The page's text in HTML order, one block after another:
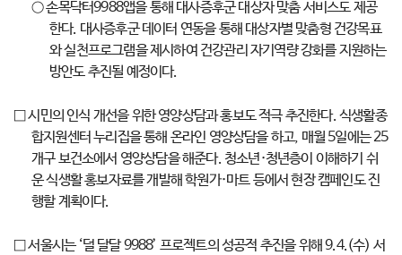
○ 손목닥터9988앱을 통해 대사증후군 대상자 맞춤 서비스도 제공
한다. 대사증후군 데이터 연동을 통해 대상자별 맞춤형 건강목표
와 실천프로그램을 제시하여 건강관리 자기역량 강화를 지원하는
방안도 추진될 예정이다.
□ 시민의 인식 개선을 위한 영양상담과 홍보도 적극 추진한다. 식생활종
합지원센터 누리집을 통해 온라인 영양상담을 하고, 매월 5일에는 25
개구 보건소에서 영양상담을 해준다. 청소년·청년층이 이해하기 쉬
운 식생활 홍보자료를 개발해 학원가·마트 등에서 현장 캠페인도 진
행할 계획이다.
□ 서울시는 ‘덜 달달 9988’ 프로젝트의 성공적 추진을 위해 9.4.(수) 서